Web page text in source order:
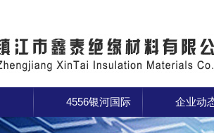
4556银河国际 企业动